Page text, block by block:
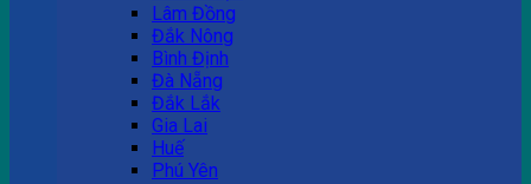
Lâm Đồng
Đắk Nông
Bình Định
Đà Nẵng
Đắk Lắk
Gia Lai
Huế
Phú Yên